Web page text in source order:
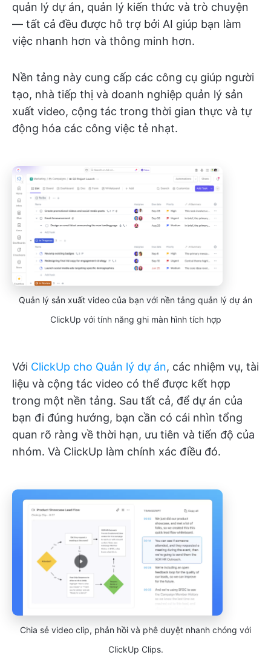
quản lý dự án, quản lý kiến thức và trò chuyện
— tất cả đều được hỗ trợ bởi AI giúp bạn làm
việc nhanh hơn và thông minh hơn.
Nền tảng này cung cấp các công cụ giúp người
tạo, nhà tiếp thị và doanh nghiệp quản lý sản
xuất video, cộng tác trong thời gian thực và tự
động hóa các công việc tẻ nhạt.
Quản lý sản xuất video của bạn với nền tảng quản lý dự án
ClickUp với tính năng ghi màn hình tích hợp
Với ClickUp cho Quản lý dự án, các nhiệm vụ, tài
liệu và cộng tác video có thể được kết hợp
trong một nền tảng. Sau tất cả, để dự án của
bạn đi đúng hướng, bạn cần có cái nhìn tổng
quan rõ ràng về thời hạn, ưu tiên và tiến độ của
nhóm. Và ClickUp làm chính xác điều đó.
Chia sẻ video clip, phản hồi và phê duyệt nhanh chóng với
ClickUp Clips.